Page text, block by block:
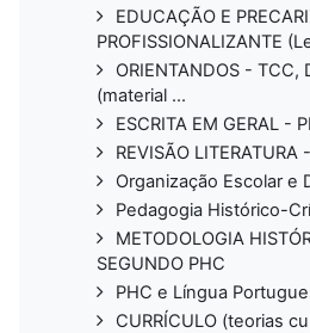
EDUCAÇÃO E
PROFISSIONALIZANTE
ORIENTANDOS -
(material ...
ESCRITA EM GERAL -
REVISÃO LITERATURA
Organização Escolar e
Pedagogia Histórico-
METODOLOGIA
SEGUNDO PHC
PHC e Língua
CURRÍCULO (teorias